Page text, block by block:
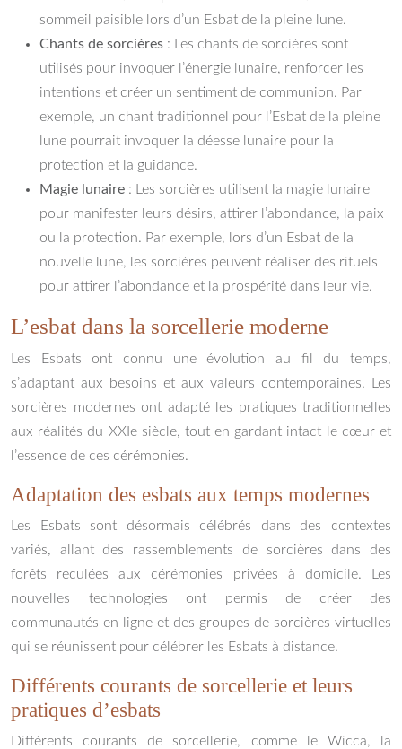
sommeil paisible lors d’un Esbat de la pleine lune.
Chants de sorcières : Les chants de sorcières sont
utilisés pour invoquer l’énergie lunaire, renforcer les
intentions et créer un sentiment de communion. Par
exemple, un chant traditionnel pour l’Esbat de la pleine
lune pourrait invoquer la déesse lunaire pour la
protection et la guidance.
Magie lunaire : Les sorcières utilisent la magie lunaire
pour manifester leurs désirs, attirer l’abondance, la paix
ou la protection. Par exemple, lors d’un Esbat de la
nouvelle lune, les sorcières peuvent réaliser des rituels
pour attirer l’abondance et la prospérité dans leur vie.
L’esbat dans la sorcellerie moderne
Les Esbats ont connu une évolution au fil du temps,
s’adaptant aux besoins et aux valeurs contemporaines. Les
sorcières modernes ont adapté les pratiques traditionnelles
aux réalités du XXIe siècle, tout en gardant intact le cœur et
l’essence de ces cérémonies.
Adaptation des esbats aux temps modernes
Les Esbats sont désormais célébrés dans des contextes
variés, allant des rassemblements de sorcières dans des
forêts reculées aux cérémonies privées à domicile. Les
nouvelles technologies ont permis de créer des
communautés en ligne et des groupes de sorcières virtuelles
qui se réunissent pour célébrer les Esbats à distance.
Différents courants de sorcellerie et leurs
pratiques d’esbats
Différents courants de sorcellerie, comme le Wicca, la